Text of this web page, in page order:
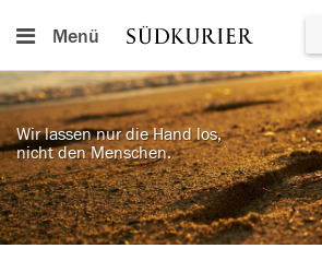
Menü
Wir lassen nur die Hand los,
nicht den Menschen.